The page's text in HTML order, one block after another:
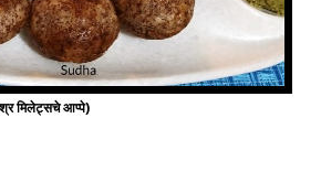
मिलेट्सचे आप्पे)